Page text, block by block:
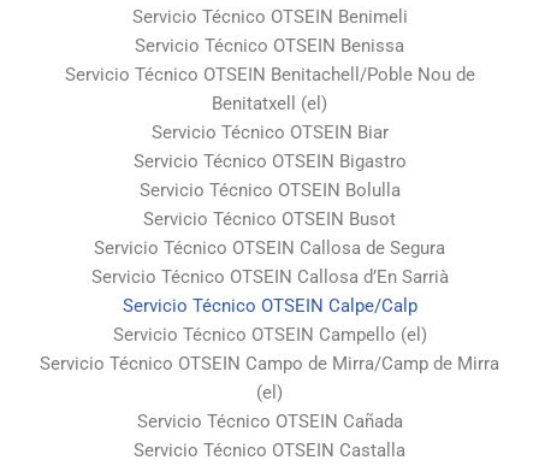
Servicio Técnico OTSEIN Benimeli
Servicio Técnico OTSEIN Benissa
Servicio Técnico OTSEIN Benitachell/Poble Nou de
Benitatxell (el)
Servicio Técnico OTSEIN Biar
Servicio Técnico OTSEIN Bigastro
Servicio Técnico OTSEIN Bolulla
Servicio Técnico OTSEIN Busot
Servicio Técnico OTSEIN Callosa de Segura
Servicio Técnico OTSEIN Callosa d’En Sarrià
Servicio Técnico OTSEIN Calpe/Calp
Servicio Técnico OTSEIN Campello (el)
Servicio Técnico OTSEIN Campo de Mirra/Camp de Mirra
(el)
Servicio Técnico OTSEIN Cañada
Servicio Técnico OTSEIN Castalla